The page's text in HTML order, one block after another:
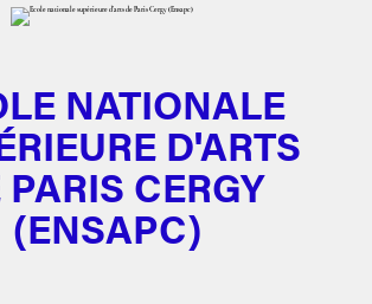
NATIONALE
D'ARTS
PARIS CERGY
(ENSAPC)